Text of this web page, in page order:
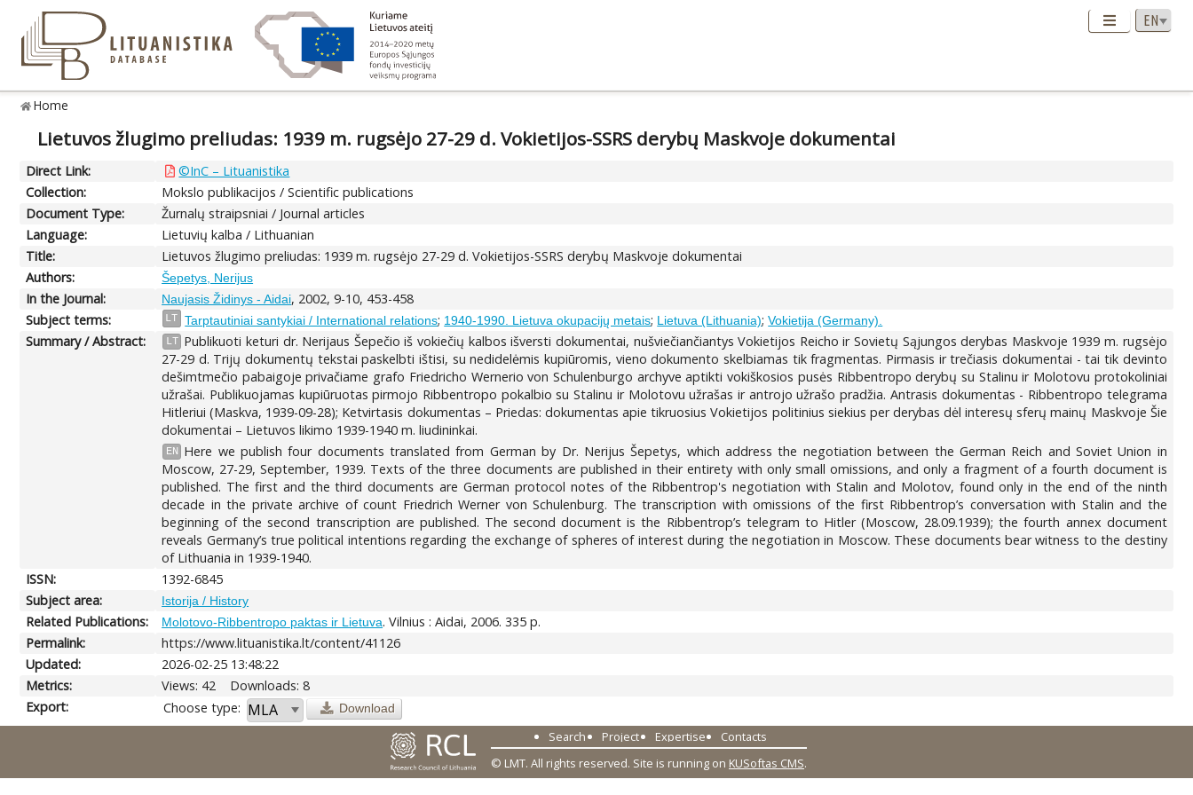
Home
Lietuvos žlugimo preliudas: 1939 m. rugsėjo 27-29 d. Vokietijos-SSRS derybų Maskvoje dokumentai
Direct Link:
©InC – Lituanistika
Collection:
Mokslo publikacijos / Scientific publications
Document Type:
Žurnalų straipsniai / Journal articles
Language:
Lietuvių kalba / Lithuanian
Title:
Lietuvos žlugimo preliudas: 1939 m. rugsėjo 27-29 d. Vokietijos-SSRS derybų Maskvoje dokumentai
Authors:
Šepetys, Nerijus
In the Journal: Naujasis Židinys - Aidai, 2002, 9-10, 453-458
Subject terms:
LT Tarptautiniai santykiai / International relations; 1940-1990. Lietuva okupacijų metais; Lietuva (Lithuania);Vokietija (Germany).
Summary / Abstract: LT Publikuoti keturi dr. Nerijaus Šepečio iš vokiečių kalbos išversti dokumentai, nušviečiančiantys Vokietijos Reicho ir Sovietų Sąjungos derybas Maskvoje 1939 m. rugsėjo
27-29 d. Trijų dokumentų tekstai paskelbti ištisi, su nedidelėmis kupiūromis, vieno dokumento skelbiamas tik fragmentas. Pirmasis ir trečiasis dokumentai - tai tik devinto
dešimtmečio pabaigoje privačiame grafo Friedricho Wernerio von Schulenburgo archyve aptikti vokiškosios pusės Ribbentropo derybų su Stalinu ir Molotovu protokoliniai
užrašai. Publikuojamas kupiūruotas pirmojo Ribbentropo pokalbio su Stalinu ir Molotovu užrašas ir antrojo užrašo pradžia. Antrasis dokumentas - Ribbentropo telegrama
Hitleriui (Maskva, 1939-09-28); Ketvirtasis dokumentas – Priedas: dokumentas apie tikruosius Vokietijos politinius siekius per derybas dėl interesų sferų mainų Maskvoje Šie
dokumentai – Lietuvos likimo 1939-1940 m. liudininkai.
EN
Here we publish four documents translated from German by Dr. Nerijus Šepetys, which address the negotiation between the German Reich and Soviet Union in
Moscow, 27-29, September, 1939. Texts of the three documents are published in their entirety with only small omissions, and only a fragment of a fourth document is
published. The first and the third documents are German protocol notes of the Ribbentrop's negotiation with Stalin and Molotov, found only in the end of the ninth
decade in the private archive of count Friedrich Werner von Schulenburg. The transcription with omissions of the first Ribbentrop’s conversation with Stalin and the
beginning of the second transcription are published. The second document is the Ribbentrop’s telegram to Hitler (Moscow, 28.09.1939); the fourth annex document
reveals Germany’s true political intentions regarding the exchange of spheres of interest during the negotiation in Moscow. These documents bear witness to the destiny
of Lithuania in 1939-1940.
ISSN:
1392-6845
Subject area:
Istorija / History
Related Publications: Molotovo-Ribbentropo paktas ir Lietuva. Vilnius : Aidai, 2006. 335 p.
Permalink:
https://www.lituanistika.lt/content/41126
Updated:
2026-02-25 13:48:22
Metrics:
Views: 42
Downloads: 8
Export:
Choose type: Download
Search Project Expertise
Contacts
© LMT. All rights reserved. Site is running on KUSoftas CMS.